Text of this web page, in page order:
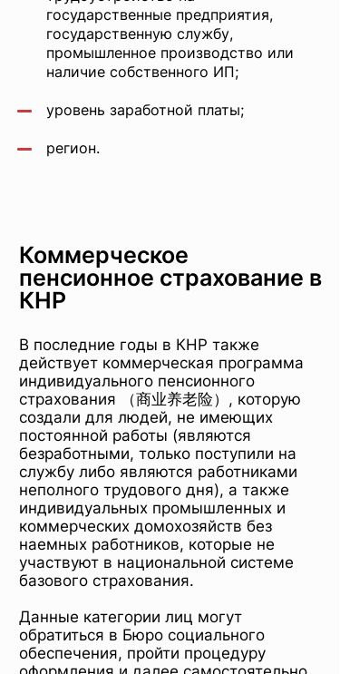
государственные предприятия,
государственную службу,
промышленное производство или
наличие собственного ИП;
уровень заработной платы;
регион.
Коммерческое
пенсионное страхование в
КНР
В последние годы в КНР также
действует коммерческая программа
индивидуального пенсионного
страхования （商业养老险）, которую
создали для людей, не имеющих
постоянной работы (являются
безработными, только поступили на
службу либо являются работниками
неполного трудового дня), а также
индивидуальных промышленных и
коммерческих домохозяйств без
наемных работников, которые не
участвуют в национальной системе
базового страхования.
Данные категории лиц могут
обратиться в Бюро социального
обеспечения, пройти процедуру